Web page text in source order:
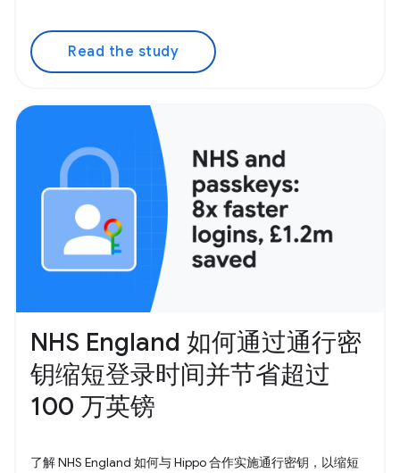
Read the study
NHS England 如何通过通行密
钥缩短登录时间并节省超过
100 万英镑
了解 NHS England 如何与 Hippo 合作实施通行密钥，以缩短